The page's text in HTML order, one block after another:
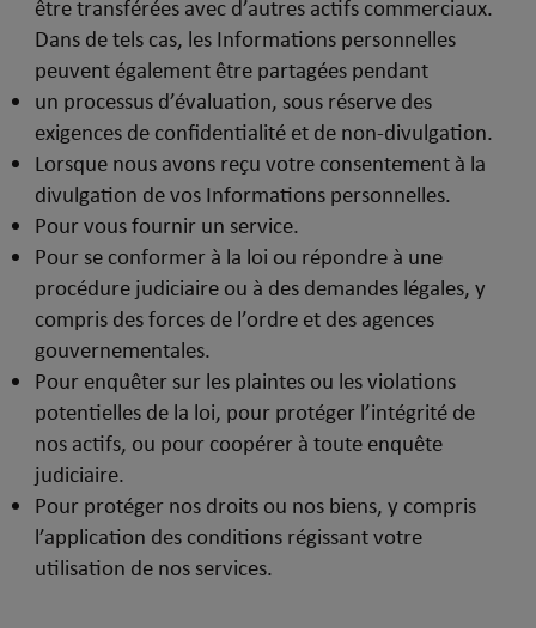
être transférées avec d’autres actifs commerciaux.
Dans de tels cas, les Informations personnelles
peuvent également être partagées pendant
un processus d’évaluation, sous réserve des
exigences de confidentialité et de non-divulgation.
Lorsque nous avons reçu votre consentement à la
divulgation de vos Informations personnelles.
Pour vous fournir un service.
Pour se conformer à la loi ou répondre à une
procédure judiciaire ou à des demandes légales, y
compris des forces de l’ordre et des agences
gouvernementales.
Pour enquêter sur les plaintes ou les violations
potentielles de la loi, pour protéger l’intégrité de
nos actifs, ou pour coopérer à toute enquête
judiciaire.
Pour protéger nos droits ou nos biens, y compris
l’application des conditions régissant votre
utilisation de nos services.